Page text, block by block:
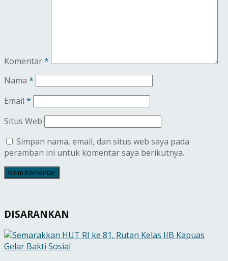
Komentar*
Nama *
Email *
Situs Web
Simpan nama, email, dan situs web saya pada
peramban ini untuk komentar saya berikutnya.
DISARANKAN